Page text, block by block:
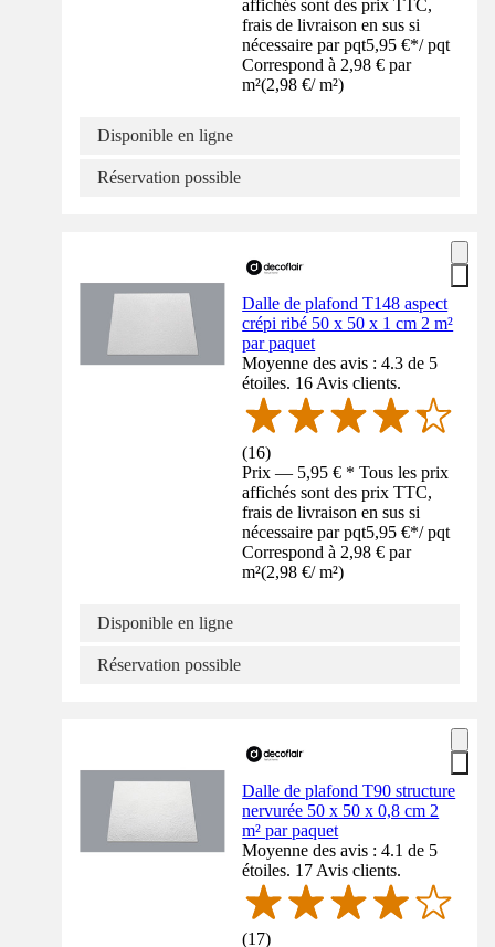
affichés sont des prix TTC,
frais de livraison en sus si
nécessaire par pqt5,95 €*/ pqt
Correspond à 2,98 € par
m²(2,98 €/ m²)
Disponible en ligne
Réservation possible
Dalle de plafond T148 aspect
crépi ribé 50 x 50 x 1 cm 2 m²
par paquet
Moyenne des avis : 4.3 de 5
étoiles. 16 Avis clients.
(16)
Prix — 5,95 € * Tous les prix
affichés sont des prix TTC,
frais de livraison en sus si
nécessaire par pqt5,95 €*/ pqt
Correspond à 2,98 € par
m²(2,98 €/ m²)
Disponible en ligne
Réservation possible
Dalle de plafond T90 structure
nervurée 50 x 50 x 0,8 cm 2
m² par paquet
Moyenne des avis : 4.1 de 5
étoiles. 17 Avis clients.
(17)